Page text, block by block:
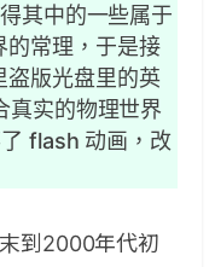
其中的一些属于
的常理，于是接
盗版光盘里的英
实的物理世界
flash 动画，改
到2000年代初